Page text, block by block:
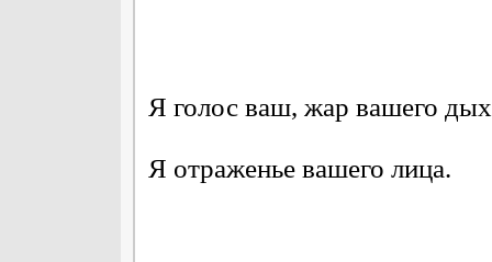
Я голос ваш, жар вашего
Я отраженье вашего лица.